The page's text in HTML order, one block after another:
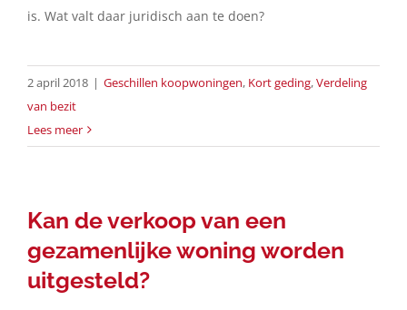
is. Wat valt daar juridisch aan te doen?
2 april 2018 | Geschillen koopwoningen, Kort geding,Verdeling
van bezit
Lees meer
Kan de verkoop van een
gezamenlijke woning worden
uitgesteld?